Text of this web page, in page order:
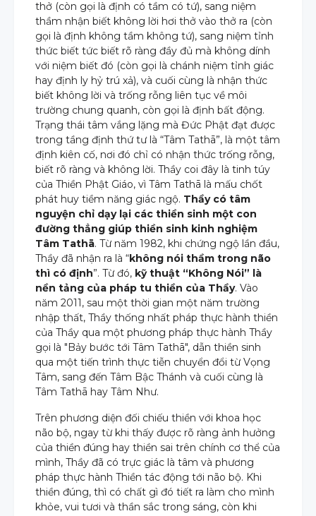
thở (còn gọi là định có tầm có tứ), sang niệm
thầm nhận biết không lời hơi thở vào thở ra (còn
gọi là định không tầm không tứ), sang niệm tỉnh
thức biết tức biết rõ ràng đầy đủ mà không dính
với niệm biết đó (còn gọi là chánh niệm tỉnh giác
hay định ly hỷ trú xả), và cuối cùng là nhận thức
biết không lời và trống rỗng liên tục về môi
trường chung quanh, còn gọi là định bất động.
Trạng thái tâm vắng lặng mà Đức Phật đạt được
trong tầng định thứ tư là “Tâm Tathā”, là một tâm
định kiên cố, nơi đó chỉ có nhận thức trống rỗng,
biết rõ ràng và không lời. Thầy coi đây là tinh túy
của Thiền Phật Giáo, vì Tâm Tathā là mấu chốt
phát huy tiềm năng giác ngộ. Thầy có tâm
nguyện chỉ dạy lại các thiền sinh một con
đường thẳng giúp thiền sinh kinh nghiệm
Tâm Tathā. Từ năm 1982, khi chứng ngộ lần đầu,
Thầy đã nhận ra là “không nói thầm trong não
thì có định”. Từ đó, kỹ thuật “Không Nói” là
nền tảng của pháp tu thiền của Thầy. Vào
năm 2011, sau một thời gian một năm trường
nhập thất, Thầy thống nhất pháp thực hành thiền
của Thầy qua một phương pháp thực hành Thầy
gọi là "Bảy bước tới Tâm Tathā", dẫn thiền sinh
qua một tiến trình thực tiễn chuyển đổi từ Vọng
Tâm, sang đến Tâm Bậc Thánh và cuối cùng là
Tâm Tathā hay Tâm Như.
Trên phương diện đối chiếu thiền với khoa học
não bộ, ngay từ khi thấy được rõ ràng ảnh hưởng
của thiền đúng hay thiền sai trên chính cơ thể của
mình, Thầy đã có trực giác là tâm và phương
pháp thực hành Thiền tác động tới não bộ. Khi
thiền đúng, thì có chất gì đó tiết ra làm cho mình
khỏe, vui tươi và thần sắc trong sáng, còn khi